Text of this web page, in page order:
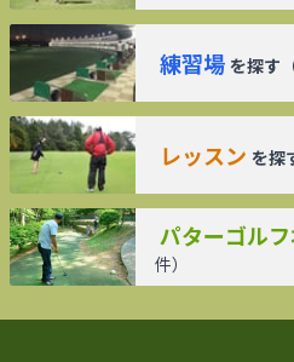
練習場 を探す
レッスン を探
パターゴル
件）